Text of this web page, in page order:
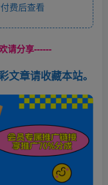
费后查看
请分享------
文章请收藏本站。